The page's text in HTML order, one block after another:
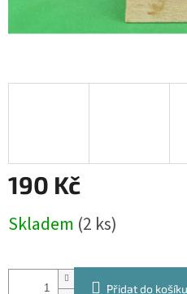
190 Kč
cena:
Skladem (2 ks)
Přidat do košíku